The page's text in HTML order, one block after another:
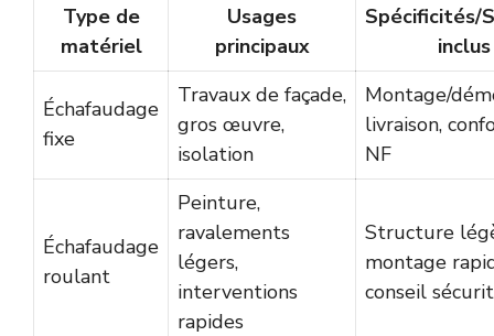
Type de
matériel
Usages
principaux
Spécificités/
inclus
Échafaudage
fixe
Travaux de façade,
gros œuvre,
isolation
Montage/
livraison,
NF
Échafaudage
roulant
Peinture,
ravalements
légers,
interventions
rapides
Structure
montage
conseil